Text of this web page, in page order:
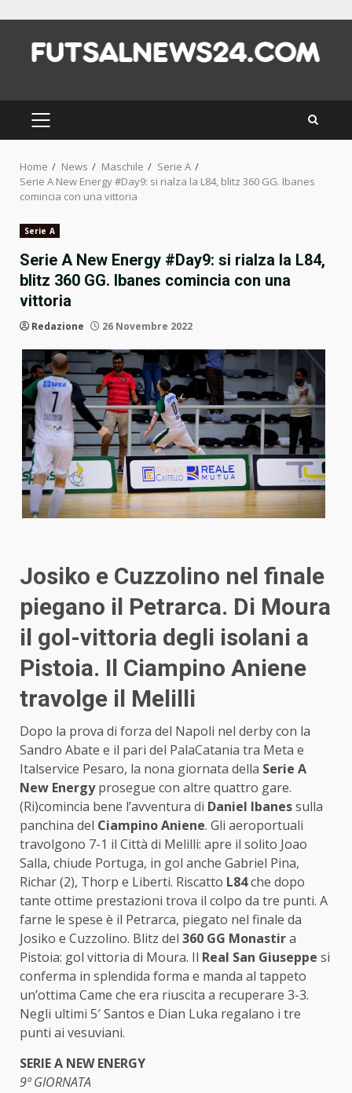
content
PRIMARY
MENU
Home News Maschile
Serie A
Serie A New Energy #Day9: si rialza la L84, blitz 360 GG. Ibanes
comincia con una vittoria
Serie A
Serie A New Energy #Day9: si rialza la L84,
blitz 360 GG. Ibanes comincia con una
vittoria
Redazione 26 Novembre 2022
Josiko e Cuzzolino nel finale
piegano il Petrarca. Di Moura
il gol-vittoria degli isolani a
Pistoia. Il Ciampino Aniene
travolge il Melilli
Dopo la prova di forza del Napoli nel derby con la
Sandro Abate e il pari del PalaCatania tra Meta e
Italservice Pesaro, la nona giornata della Serie A
New Energyprosegue con altre quattro gare.
(Ri)comincia bene l’avventura di Daniel Ibanessulla
panchina del Ciampino Aniene. Gli aeroportuali
travolgono 7-1 il Città di Melilli: apre il solito Joao
Salla, chiude Portuga, in gol anche Gabriel Pina,
Richar (2), Thorp e Liberti. Riscatto L84che dopo
tante ottime prestazioni trova il colpo da tre punti. A
farne le spese è il Petrarca, piegato nel finale da
Josiko e Cuzzolino. Blitz del 360 GG Monastira
Pistoia: gol vittoria di Moura. Il Real San Giuseppe si
conferma in splendida forma e manda al tappeto
un’ottima Came che era riuscita a recuperare 3-3.
Negli ultimi 5′ Santos e Dian Luka regalano i tre
punti ai vesuviani.
SERIE A NEW ENERGY
9ª GIORNATA